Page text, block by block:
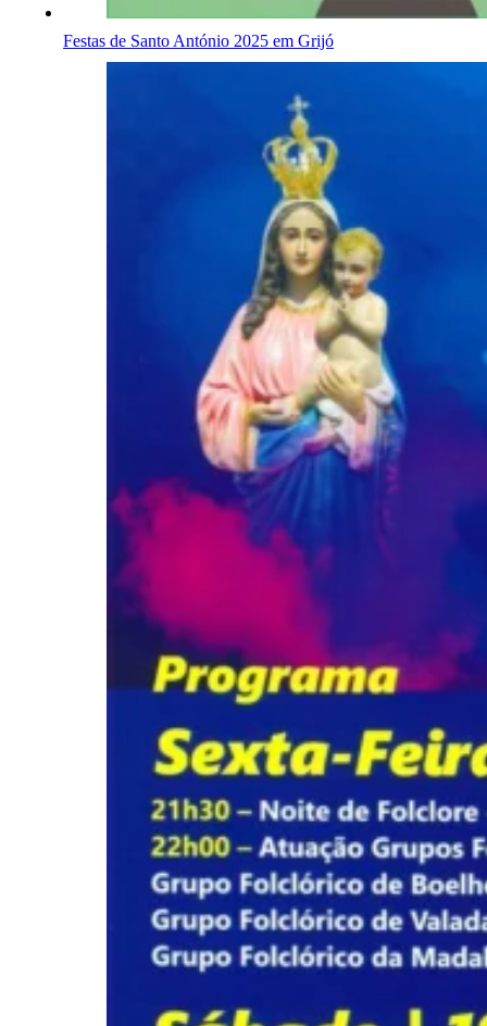
Festas de Santo António 2025 em Grijó